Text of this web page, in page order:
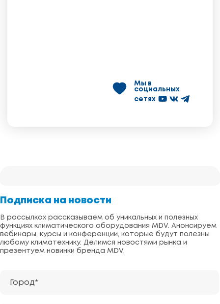
Мы в
социальных
сетях
Подписка на новости
В рассылках рассказываем об уникальных и полезных
функциях климатического оборудования MDV. Анонсируем
вебинары, курсы и конференции, которые будут полезны
любому климатехнику. Делимся новостями рынка и
презентуем новинки бренда MDV.
Город*